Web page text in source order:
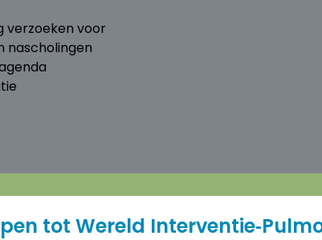
verzoeken voor
nascholingen
tot Wereld